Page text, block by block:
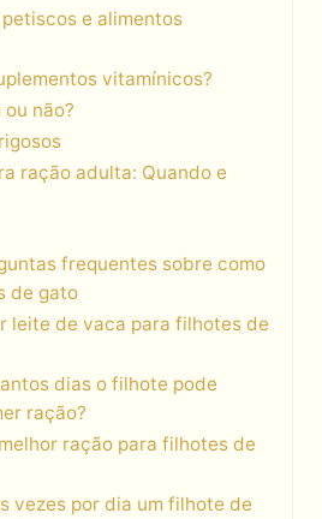
e alimentos
vitamínicos?
não?
ração adulta: Quando e
frequentes sobre como
de gato
leite de vaca para filhotes de
dias o filhote pode
ração?
ração para filhotes de
vezes por dia um filhote de